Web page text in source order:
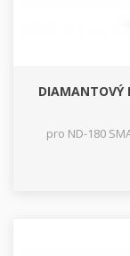
DIAMANTOVÝ
pro ND-180